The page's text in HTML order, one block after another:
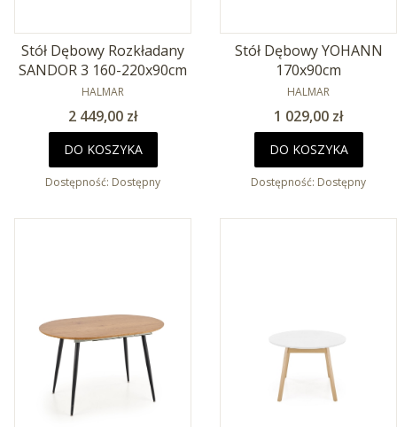
Stół Dębowy Rozkładany
SANDOR 3 160-220x90cm
PRODUCENT
HALMAR
Cena
2 449,00 zł
DO KOSZYKA
Dostępność: Dostępny
Stół Dębowy YOHANN
170x90cm
PRODUCENT
HALMAR
Cena
1 029,00 zł
DO KOSZYKA
Dostępność: Dostępny